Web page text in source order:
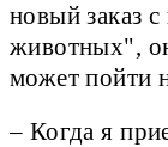
новый заказ
животных",
может пойти
– Когда я